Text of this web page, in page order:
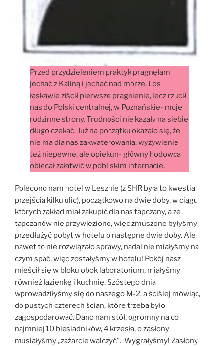
Przed przydzieleniem praktyk pragnęłam
jechać z Kaliną i jechać nad morze. Los
łaskawie ziścił pierwsze pragnienie, lecz rzucił
nas do Polski centralnej, w Poznańskie- moje
rodzinne strony. Trudności nie kazały na siebie
długo czekać. Już na początku okazało się, że
nie ma dla nas zakwaterowania, wyżywienie
też niepewne, ale opiekun- główny hodowca
obiecał załatwić w pobliskim internacie.
Polecono nam hotel w Lesznie (z SHR była to kwestia
przejścia kilku ulic), początkowo na dwie doby, w ciągu
których zakład miał zakupić dla nas tapczany, a że
tapczanów nie przywieziono, więc zmuszone byłyśmy
przedłużyć pobyt w hotelu o następne dwie doby. Ale
nawet to nie rozwiązało sprawy, nadal nie miałyśmy na
czym spać, więc zostałyśmy w hotelu! Pokój nasz
mieścił się w bloku obok laboratorium, miałyśmy
również łazienkę i kuchnię. Szóstego dnia
wprowadziłyśmy się do naszego M-2, a ściślej mówiąc,
do pustych czterech ścian, które trzeba było
zagospodarować. Dano nam stół, ogromny na co
najmniej 10 biesiadników, 4 krzesła, o zasłony
musiałyśmy „zażarcie walczyć”. Wygrałyśmy! Zasłony